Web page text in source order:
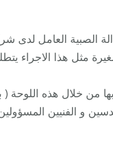
الصبية العامل لدى
مثل هذا
من خلال هذه
و الفنيين